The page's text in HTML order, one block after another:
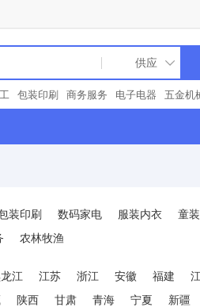
包装印刷 商务服务 电子电器 五金机
阀门 精细化学品 公司 真空包装袋
配件 液压机械 塑料机械 胶带 农业机械
京 塑料制品 地板 数码家电 空气净化
冲床 食品添加剂
装印刷 数码家电 服装内衣
童
农林牧渔
江 江苏 浙江 安徽 福建
陕西 甘肃 青海 宁夏 新疆